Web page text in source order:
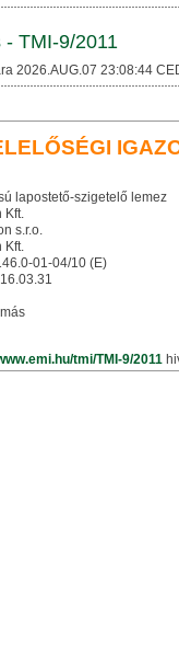
TMI-9/2011
2026.AUG.07 23:08:44
lapostető-szigetelő lemez
Kft.
s.r.o.
Kft.
01-04/10 (E)
tmi/TMI-9/2011